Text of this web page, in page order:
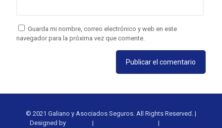
Guarda mi nombre, correo electrónico y web en este
navegador para la próxima vez que comente.
© 2021 Galiano y Asociados Seguros. All Rights Reserved. |
Designed by
| |